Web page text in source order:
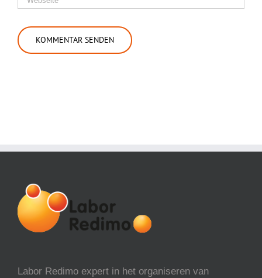
Labor Redimo expert in het organiseren van